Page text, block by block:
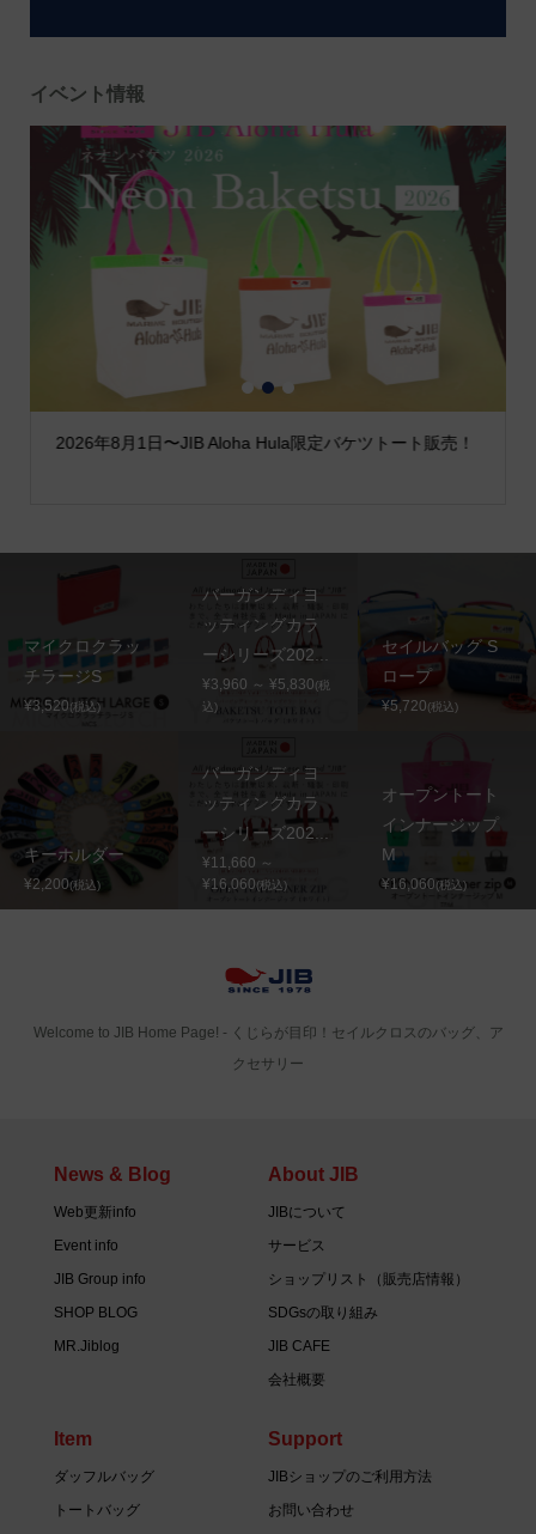
イベント情報
2026年8月1日〜JIB Aloha Hula限定バケツトート販売！
1 2 3
マイクロクラッ
チラージS
¥3,520(税込)
バーガンディヨ
ッティングカラ
ーシリーズ202...
¥3,960 ～ ¥5,830(税
込)
セイルバッグ S
ロープ
¥5,720(税込)
キーホルダー
¥2,200(税込)
バーガンディヨ
ッティングカラ
ーシリーズ202...
¥11,660 ～
¥16,060(税込)
オープントート
インナージップ
M
¥16,060(税込)
Welcome to JIB Home Page! ‐ くじらが目印！セイルクロスのバッグ、ア
クセサリー
News & Blog
Web更新info
Event info
JIB Group info
SHOP BLOG
MR.Jiblog
About JIB
JIBについて
サービス
ショップリスト（販売店情報）
SDGsの取り組み
JIB CAFE
会社概要
Item
ダッフルバッグ
トートバッグ
Support
JIBショップのご利用方法
お問い合わせ